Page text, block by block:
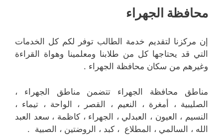
محافظة الجهراء
إن مركزنا لتقديم خدمة الطالب توفر لكم كل الخدمات
التي قد يحتاجها كل من طلابنا ومعلمينا وهواة القراءة
وغيرهم من سكان محافظة الجهراء .
مناطق محافظة الجهراء تتضمن مناطق الجهراء ،
الصليبية ، أمغرة ، النعيم ، القصر ، الواحة ، تيماء ،
النسيم ، العيون ، العبدلي ، الجهراء ، كاظمة ، سعد العبد
الله ، السالمي ، المطلاع ، كبد ، الروضتين ، الصبية .